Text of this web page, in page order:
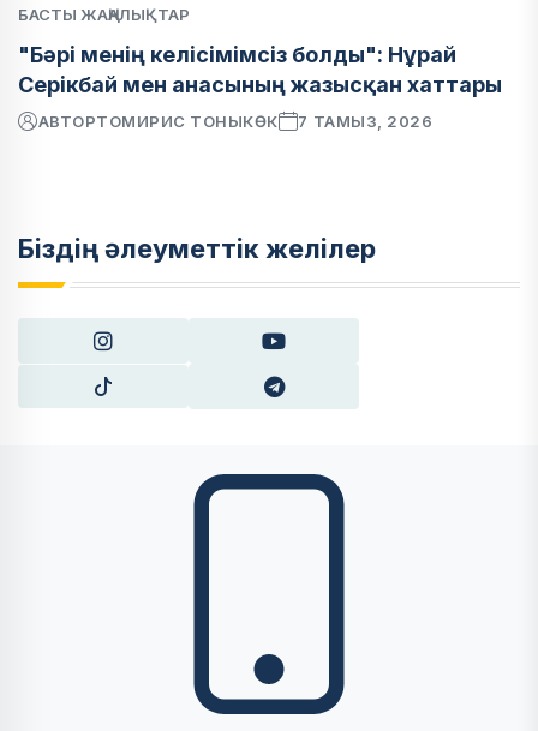
БАСТЫ ЖАҢАЛЫҚТАР
"Бәрі менің келісімімсіз болды": Нұрай
Серікбай мен анасының жазысқан хаттары
АВТОРТОМИРИС ТОНЫКӨК 7 ТАМЫЗ, 2026
Біздің әлеуметтік желілер